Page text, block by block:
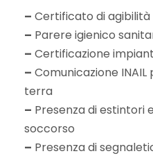
– Certificato di agibilità
– Parere igienico
– Certificazione
– Comunicazione
terra
– Presenza di estintori
soccorso
– Presenza di